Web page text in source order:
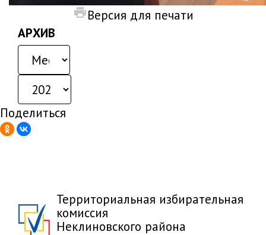
Версия для печати
АРХИВ
Поделиться
Территориальная избирательная
комиссия
Неклиновского района